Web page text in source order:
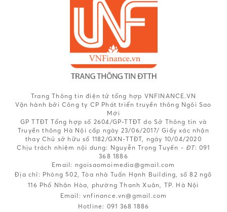
Trang Thông tin điện tử tổng hợp VNFINANCE.VN
Vận hành bởi Công ty CP Phát triển truyền thông Ngôi Sao
Mới
GP TTĐT Tổng hợp số 2604/GP-TTĐT do Sở Thông tin và
Truyền thông Hà Nội cấp ngày 23/06/2017/ Giấy xác nhận
thay Chủ sở hữu số 1182/GXN-TTĐT, ngày 10/04/2020
Chịu trách nhiệm nội dung: Nguyễn Trọng Tuyến - ĐT: 091
368 1886
Email: ngoisaomoimedia@gmail.com
Địa chỉ: Phòng 502, Tòa nhà Tuấn Hạnh Building, số 82 ngõ
116 Phố Nhân Hòa, phường Thanh Xuân, TP. Hà Nội
Email: vnfinance.vn@gmail.com
Hotline: 091 368 1886